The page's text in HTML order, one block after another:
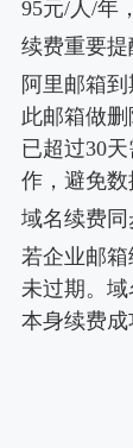
95元/人/年
续费重要提
阿里邮箱
此邮箱做
已超过30
作，避免数
域名续费同
若企业邮
未过期。
本身续费成